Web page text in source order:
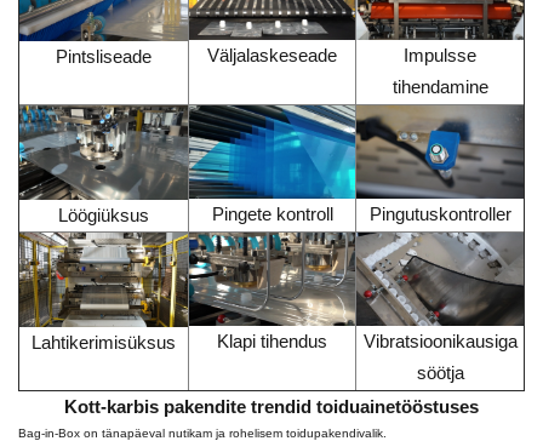
Pintsliseade Väljalaskeseade
Impulsse
tihendamine
Löögiüksus Pingete kontroll Pingutuskontroller
Lahtikerimisüksus Klapi tihendus
Vibratsioonikausiga
söötja
Kott-karbis pakendite trendid toiduainetööstuses
Bag-in-Box on tänapäeval nutikam ja rohelisem toidupakendivalik.